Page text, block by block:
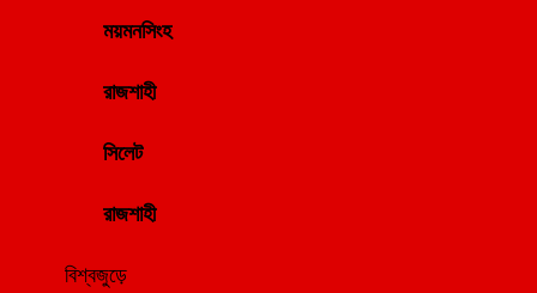
ময়মনসিংহ
রাজশাহী
সিলেট
রাজশাহী
বিশ্বজুড়ে